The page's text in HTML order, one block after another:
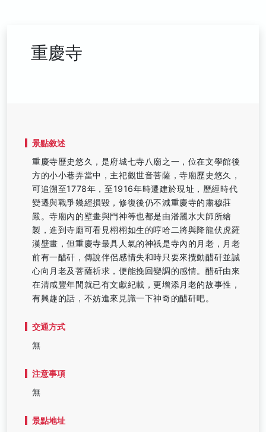
重慶寺
景點敘述
重慶寺歷史悠久，是府城七寺八廟之一，位在文學館後
方的小小巷弄當中，主祀觀世音菩薩，寺廟歷史悠久，
可追溯至1778年，至1916年時遷建於現址，歷經時代
變遷與戰爭幾經損毀，修復後仍不減重慶寺的肅穆莊
嚴。寺廟內的壁畫與門神等也都是由潘麗水大師所繪
製，進到寺廟可看見栩栩如生的哼哈二將與降龍伏虎羅
漢壁畫，但重慶寺最具人氣的神祇是寺內的月老，月老
前有一醋矸，傳說伴侶感情失和時只要來攪動醋矸並誠
心向月老及菩薩祈求，便能挽回變調的感情。醋矸由來
在清咸豐年間就已有文獻紀載，更增添月老的故事性，
有興趣的話，不妨進來見識一下神奇的醋矸吧。
交通方式
無
注意事項
無
景點地址